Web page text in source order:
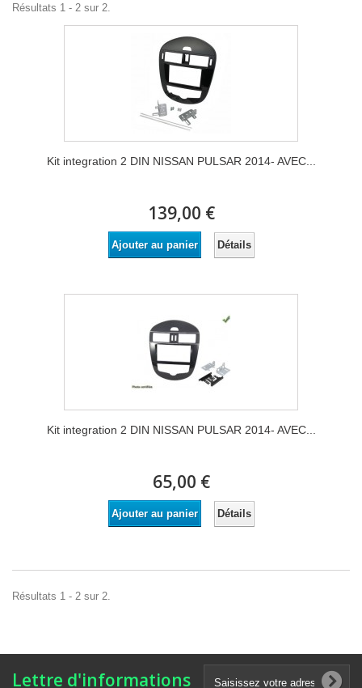
Résultats 1 - 2 sur 2.
Kit integration 2 DIN NISSAN PULSAR 2014- AVEC...
139,00 €
Ajouter au panier Détails
Kit integration 2 DIN NISSAN PULSAR 2014- AVEC...
65,00 €
Ajouter au panier Détails
Résultats 1 - 2 sur 2.
Lettre d'informations